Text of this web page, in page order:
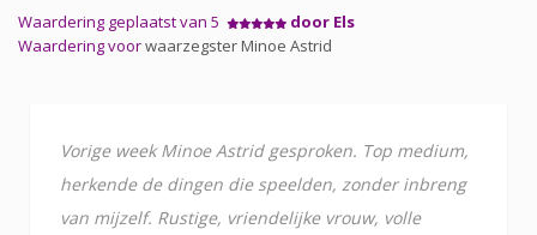
Waardering geplaatst van 5
door Els
Waardering voorwaarzegster Minoe Astrid
Vorige week Minoe Astrid gesproken. Top medium,
herkende de dingen die speelden, zonder inbreng
van mijzelf. Rustige, vriendelijke vrouw, volle